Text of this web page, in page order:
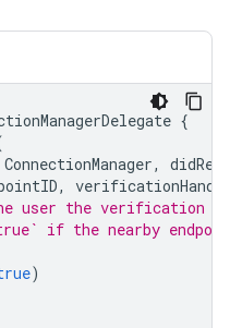
{
ConnectionManager,
,
user the verification
if the nearby
)